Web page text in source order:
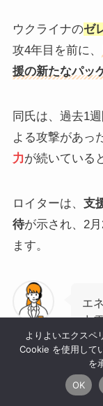
ウクライナのゼ
攻4年目を前に、
援の新たなパッ
同氏は、過去1
よる攻撃があっ
力が続いている
ロイターは、 支
待が示され、2
ます。
エ
力
も
容
よりよいエクスペ
Cookie を使用して
を
OK